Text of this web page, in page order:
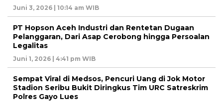
Juni 3, 2026 | 10:14 am WIB
PT Hopson Aceh Industri dan Rentetan Dugaan
Pelanggaran, Dari Asap Cerobong hingga Persoalan
Legalitas
Juni 1, 2026 | 4:41 pm WIB
Sempat Viral di Medsos, Pencuri Uang di Jok Motor
Stadion Seribu Bukit Diringkus Tim URC Satreskrim
Polres Gayo Lues